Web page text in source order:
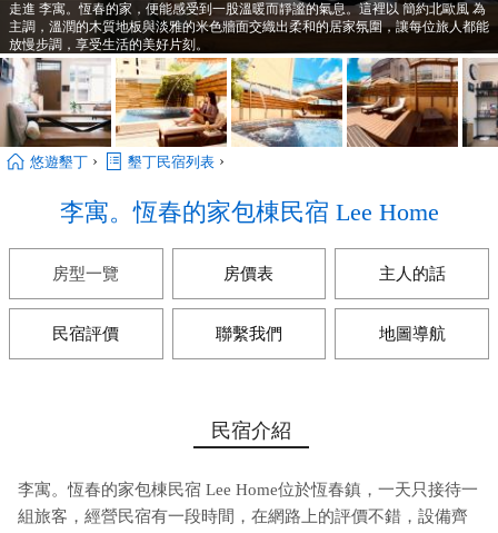
走進 李寓。恆春的家，便能感受到一股溫暖而靜謐的氣息。這裡以 簡約北歐風 為
主調，溫潤的木質地板與淡雅的米色牆面交織出柔和的居家氛圍，讓每位旅人都能
放慢步調，享受生活的美好片刻。
悠遊墾丁 › 墾丁民宿列表 ›
李寓。恆春的家包棟民宿 Lee Home
房型一覽 房價表 主人的話
民宿評價 聯繫我們 地圖導航
民宿介紹
李寓。恆春的家包棟民宿 Lee Home位於恆春鎮，一天只接待一
組旅客，經營民宿有一段時間，在網路上的評價不錯，設備齊